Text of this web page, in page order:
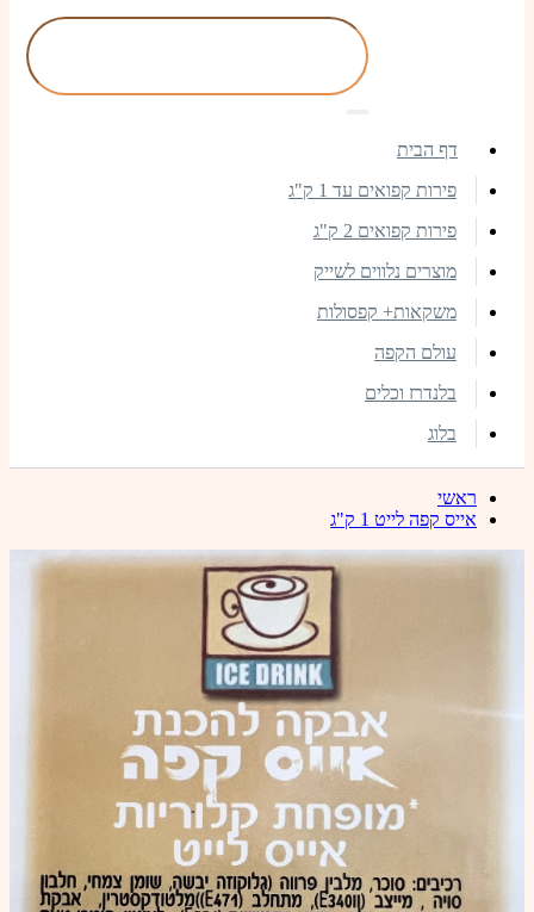
דף הבית
פירות קפואים עד 1 ק"ג
פירות קפואים 2 ק"ג
מוצרים נלווים לשייק
משקאות+ קפסולות
עולם הקפה
בלנדרז וכלים
בלוג
ראשי
אייס קפה לייט 1 ק"ג